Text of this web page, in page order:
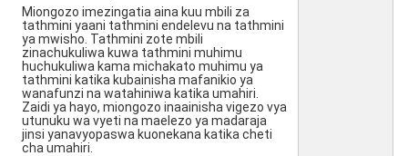
Miongozo imezingatia aina kuu mbili za
tathmini yaani tathmini endelevu na tathmini
ya mwisho. Tathmini zote mbili
zinachukuliwa kuwa tathmini muhimu
huchukuliwa kama michakato muhimu ya
tathmini katika kubainisha mafanikio ya
wanafunzi na watahiniwa katika umahiri.
Zaidi ya hayo, miongozo inaainisha vigezo vya
utunuku wa vyeti na maelezo ya madaraja
jinsi yanavyopaswa kuonekana katika cheti
cha umahiri.